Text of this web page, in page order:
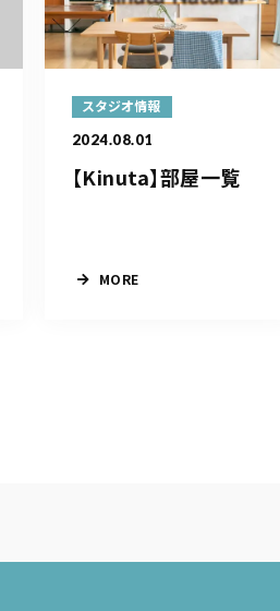
スタジオ情報
2024.08.01
【Kinuta】部屋一覧
MORE